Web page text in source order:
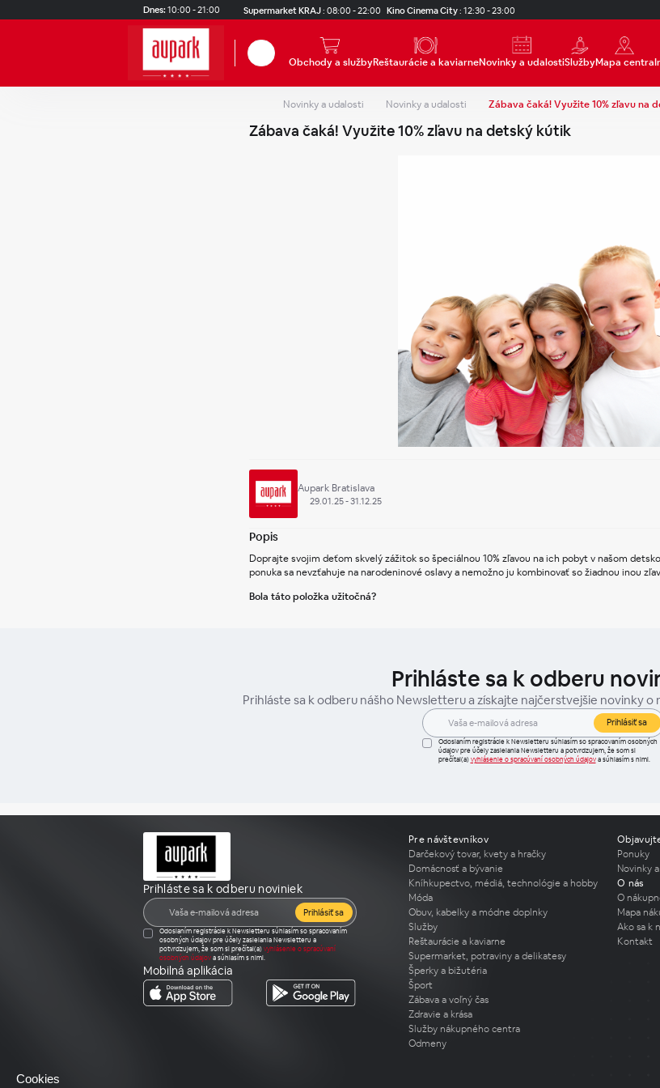
Cookies
Dnes: 10:00 - 21:00 Supermarket KRAJ: 08:00 - 22:00 Kino Cinema City: 12:30 - 23:00
Hľadať
Obchody a službyReštaurácie a kaviarneNovinky a udalostiSlužbyMapa centra
Novinky a udalosti Novinky a udalosti Zábava čaká! Využite 10% zľavu na
Zábava čaká! Využite 10% zľavu na detský kútik
Aupark Bratislava
29.01.25 - 31.12.25
Popis
Doprajte svojim deťom skvelý zážitok so špeciálnou 10% zľavou na ich pobyt v našom
ponuka sa nevzťahuje na narodeninové oslavy a nemožno ju kombinovať so žiadnou inou
Bola táto položka užitočná?
Prihláste sa k odberu
Prihláste sa k odberu nášho Newsletteru a získajte najčerstvejšie novinky
Prihlásiť sa
Odoslaním registrácie k Newsletteru súhlasím so spracovaním osobných
údajov pre účely zasielania Newsletteru a potvrdzujem, že som si
prečítal(a) vyhlásenie o spracúvaní osobných údajova súhlasím s nimi.
Prihláste sa k odberu noviniek
Prihlásiť sa
Odoslaním registrácie k Newsletteru súhlasím so spracovaním
osobných údajov pre účely zasielania Newsletteru a
potvrdzujem, že som si prečítal(a) vyhlásenie o spracúvaní
osobných údajova súhlasím s nimi.
Mobilná aplikácia
Pre návštevníkov
Darčekový tovar, kvety a hračky
Domácnosť a bývanie
Kníhkupectvo, médiá, technológie a hobby
Móda
Obuv, kabelky a módne doplnky
Služby
Reštaurácie a kaviarne
Supermarket, potraviny a delikatesy
Šperky a bižutéria
Šport
Zábava a voľný čas
Zdravie a krása
Služby nákupného centra
Odmeny
Ponuky
Novinky
O nás
O
Mapa
Ako sa k
Kontakt